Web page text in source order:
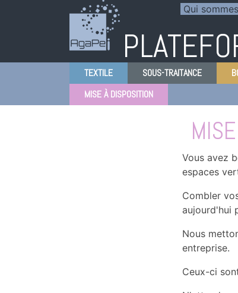
Qui
TEXTILE SOUS-TRAITANCE
MISE À DISPOSITION
Vous avez
espaces
Combler
aujourd'hui
Nous
entreprise.
Ceux-ci
Panneau de gestion des cookies